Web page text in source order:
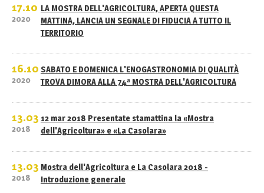
17.10
2020
LA MOSTRA DELL'AGRICOLTURA, APERTA QUESTA
MATTINA, LANCIA UN SEGNALE DI FIDUCIA A TUTTO IL
TERRITORIO
16.10
2020
SABATO E DOMENICA L'ENOGASTRONOMIA DI QUALITÀ
TROVA DIMORA ALLA 74ª MOSTRA DELL'AGRICOLTURA
13.03
2018
12 mar 2018 Presentate stamattina la «Mostra
dell'Agricoltura» e «La Casolara»
13.03
2018
Mostra dell'Agricoltura e La Casolara 2018 -
Introduzione generale